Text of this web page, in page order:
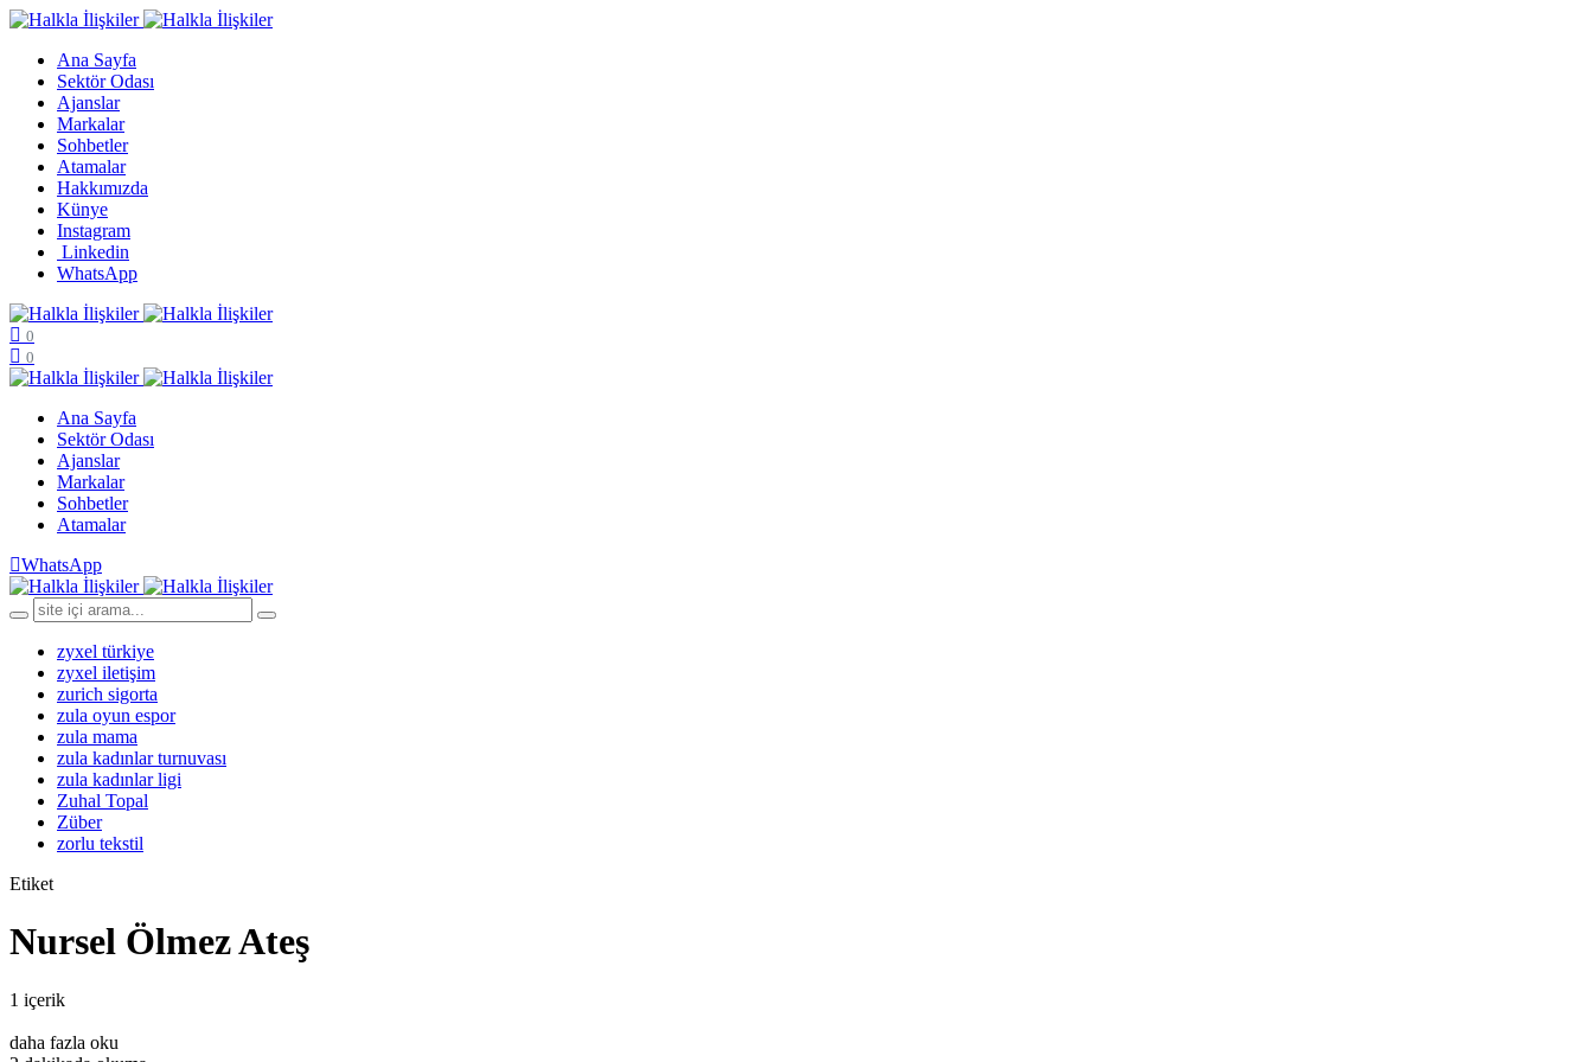
Ana Sayfa
Sektör Odası
Ajanslar
Markalar
Sohbetler
Atamalar
Hakkımızda
Künye
Instagram
Linkedin
WhatsApp
0
0
Ana Sayfa
Sektör Odası
Ajanslar
Markalar
Sohbetler
Atamalar
WhatsApp
zyxel türkiye
zyxel iletişim
zurich sigorta
zula oyun espor
zula mama
zula kadınlar turnuvası
zula kadınlar ligi
Zuhal Topal
Züber
zorlu tekstil
Etiket
Nursel Ölmez Ateş
1 içerik
daha fazla oku